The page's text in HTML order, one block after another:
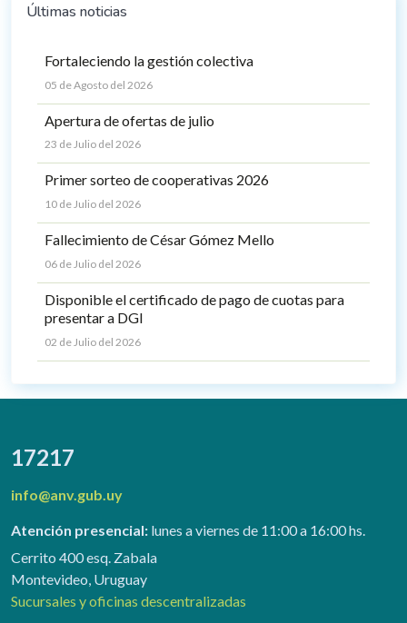
Últimas noticias
Fortaleciendo la gestión colectiva
05 de Agosto del 2026
Apertura de ofertas de julio
23 de Julio del 2026
Primer sorteo de cooperativas 2026
10 de Julio del 2026
Fallecimiento de César Gómez Mello
06 de Julio del 2026
Disponible el certificado de pago de cuotas para
presentar a DGI
02 de Julio del 2026
17217
info@anv.gub.uy
Atención presencial: lunes a viernes de 11:00 a 16:00 hs.
Cerrito 400 esq. Zabala
Montevideo, Uruguay
Sucursales y oficinas descentralizadas